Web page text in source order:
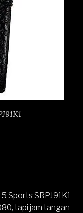
Sports SRPJ91K1
tapi jam tangan